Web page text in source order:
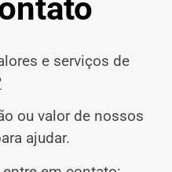
e serviços de
ou valor de nossos
ajudar.